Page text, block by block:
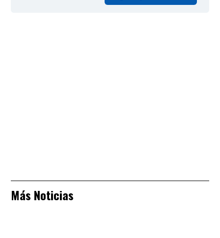
Más Noticias